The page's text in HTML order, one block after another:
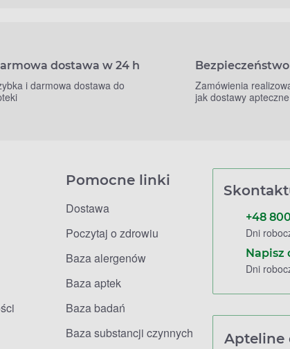
dostawa w 24 h
i darmowa dostawa do
Bezpieczeństwo
Zamówienia
jak dostawy apteczne
Pomocne linki
Dostawa
Poczytaj o zdrowiu
Baza alergenów
Baza aptek
Baza badań
Baza substancji czynnych
+48
Dni
Napisz
Dni
Apteline